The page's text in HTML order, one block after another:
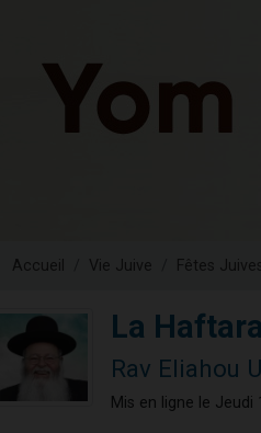
Accueil Vie Juive Fêtes
La
Rav Eliahou
Mis en ligne le Jeudi